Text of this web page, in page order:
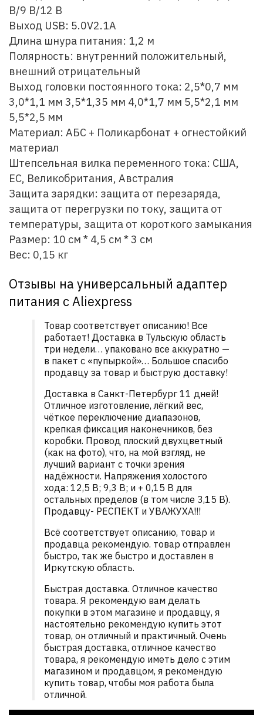
В/9 В/12 В
Выход USB: 5.0V2.1A
Длина шнура питания: 1,2 м
Полярность: внутренний положительный,
внешний отрицательный
Выход головки постоянного тока: 2,5*0,7 мм
3,0*1,1 мм 3,5*1,35 мм 4,0*1,7 мм 5,5*2,1 мм
5,5*2,5 мм
Материал: АБС + Поликарбонат + огнестойкий
материал
Штепсельная вилка переменного тока: США,
ЕС, Великобритания, Австралия
Защита зарядки: защита от перезаряда,
защита от перегрузки по току, защита от
температуры, защита от короткого замыкания
Размер: 10 см * 4,5 см * 3 см
Вес: 0,15 кг
Отзывы на универсальный адаптер
питания с Aliexpress
Товар соответствует описанию! Все
работает! Доставка в Тульскую область
три недели… упаковано все аккуратно —
в пакет с «пупыркой»… Большое спасибо
продавцу за товар и быструю доставку!
Доставка в Санкт-Петербург 11 дней!
Отличное изготовление, лёгкий вес,
чёткое переключение диапазонов,
крепкая фиксация наконечников, без
коробки. Провод плоский двухцветный
(как на фото), что, на мой взгляд, не
лучший вариант с точки зрения
надёжности. Напряжения холостого
хода: 12,5 В; 9,3 В; и + 0,15 В для
остальных пределов (в том числе 3,15 В).
Продавцу- РЕСПЕКТ и УВАЖУХА!!!
Всё соответствует описанию, товар и
продавца рекомендую. товар отправлен
быстро, так же быстро и доставлен в
Иркутскую область.
Быстрая доставка. Отличное качество
товара. Я рекомендую вам делать
покупки в этом магазине и продавцу, я
настоятельно рекомендую купить этот
товар, он отличный и практичный. Очень
быстрая доставка, отличное качество
товара, я рекомендую иметь дело с этим
магазином и продавцом, я рекомендую
купить товар, чтобы моя работа была
отличной.